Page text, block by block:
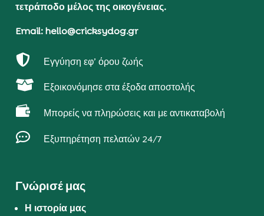
τετράποδο μέλος της οικογένειας.
Email: hello@cricksydog.gr
 Εγγύηση εφ’ όρου ζωής
 Εξοικονόμησε στα έξοδα αποστολής
 Μπορείς να πληρώσεις και με αντικαταβολή
 Εξυπηρέτηση πελατών 24/7
Γνώρισέ μας
Η ιστορία μας